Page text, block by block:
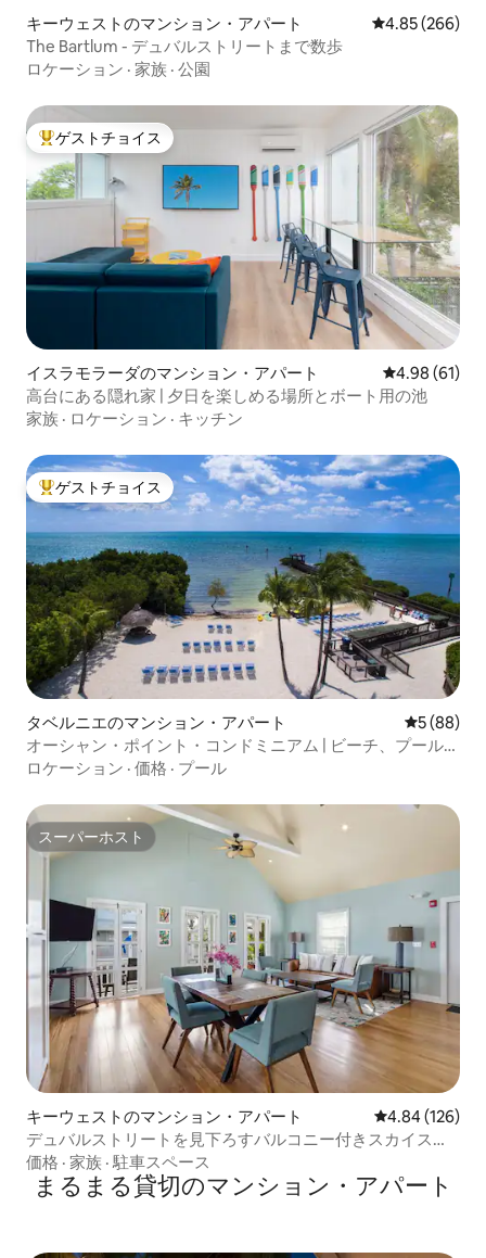
キーウェストのマンション・アパート レビュー266
4.85 (266)
The Bartlum - デュバルストリートまで数歩
ロケーション · 家族 · 公園
大好評のゲストチョイスです。
ゲストチョイス
イスラモラーダのマンション・アパート レビュー61
4.98 (61)
高台にある隠れ家 | 夕日を楽しめる場所とボート用の池
家族 · ロケーション · キッチン
大好評のゲストチョイスです。
ゲストチョイス
タベルニエのマンション・アパート レビュー
5 (88)
オーシャン・ポイント・コンドミニアム | ビーチ、プール、
ホットタブ、テニス
ロケーション · 価格 · プール
スーパーホスト
スーパーホスト
キーウェストのマンション・アパート レビュー126
4.84 (126)
デュバルストリートを見下ろすバルコニー付きスカイスイ
ート
価格 · 家族 ·駐車スペース
まるまる貸切のマンション・アパート